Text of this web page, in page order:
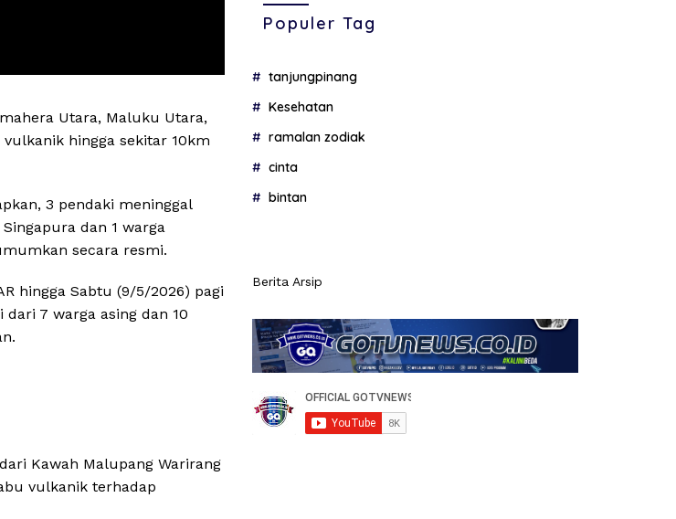
Utara, Maluku Utara,
hingga sekitar 10km
3 pendaki meninggal
dan 1 warga
secara resmi.
hingga Sabtu (9/5/2026) pagi
7 warga asing dan 10
Kawah Malupang Warirang
vulkanik terhadap
Populer Tag
tanjungpinang
Kesehatan
ramalan zodiak
cinta
bintan
Berita Arsip